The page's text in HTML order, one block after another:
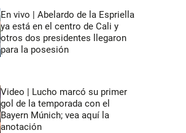
En vivo | Abelardo de la Espriella
ya está en el centro de Cali y
otros dos presidentes llegaron
para la posesión
Video | Lucho marcó su primer
gol de la temporada con el
Bayern Múnich; vea aquí la
anotación